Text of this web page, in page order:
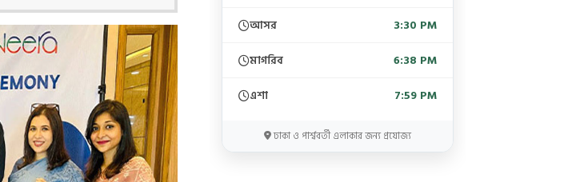
আসর
3:30 PM
মাগরিব
6:38 PM
এশা
7:59 PM
ঢাকা ও পার্শ্ববর্তী এলাকার জন্য প্রযোজ্য